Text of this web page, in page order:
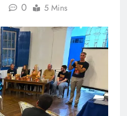
0 5 Mins